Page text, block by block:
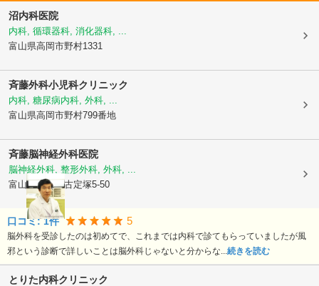
沼内科医院
内科, 循環器科, 消化器科, ...
富山県高岡市野村1331
斉藤外科小児科クリニック
内科, 糖尿病内科, 外科, ...
富山県高岡市野村799番地
斉藤脳神経外科医院
脳神経外科, 整形外科, 外科, ...
富山県高岡市古定塚5-50
口コミ:1件 5
脳外科を受診したのは初めてで、これまでは内科で診てもらっていましたが風
邪という診断で詳しいことは脳外科じゃないと分からな... 続きを読む
とりた内科クリニック